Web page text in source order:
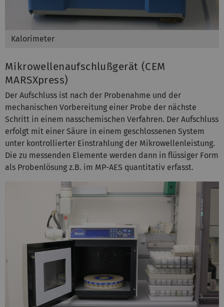
Kalorimeter
Mikrowellenaufschlußgerät (CEM
MARSXpress)
Der Aufschluss ist nach der Probenahme und der
mechanischen Vorbereitung einer Probe der nächste
Schritt in einem nasschemischen Verfahren. Der Aufschluss
erfolgt mit einer Säure in einem geschlossenen System
unter kontrollierter Einstrahlung der Mikrowellenleistung.
Die zu messenden Elemente werden dann in flüssiger Form
als Probenlösung z.B. im MP-AES quantitativ erfasst.